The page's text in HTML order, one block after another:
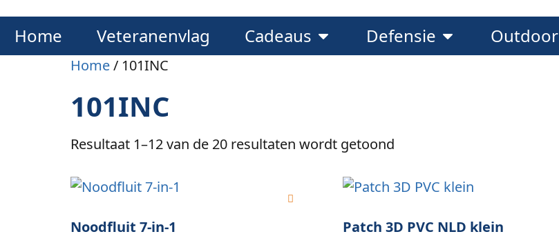
Home Veteranenvlag Cadeaus Defensie Outdoor
Home/ 101INC
101INC
Resultaat 1–12 van de 20 resultaten wordt getoond
Noodfluit 7-in-1 Patch 3D PVC NLD klein